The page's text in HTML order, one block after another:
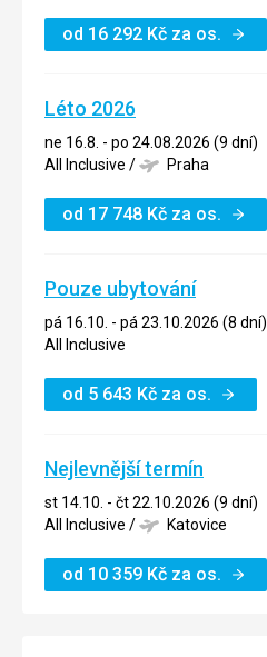
od 16 292 Kč za os.
Léto 2026
ne 16.8. - po 24.08.2026 (9 dní)
All Inclusive / Praha
od 17 748 Kč za os.
Pouze ubytování
pá 16.10. - pá 23.10.2026 (8 dní)
All Inclusive
od 5 643 Kč za os.
Nejlevnější termín
st 14.10. - čt 22.10.2026 (9 dní)
All Inclusive / Katovice
od 10 359 Kč za os.